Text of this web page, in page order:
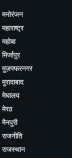
मनोरंजन
महाराष्ट्र
महोबा
मिर्जापुर
मुज़फ्फरनगर
मुरादाबाद
मेघालय
मेरठ
मैनपुरी
राजनीति
राजस्थान